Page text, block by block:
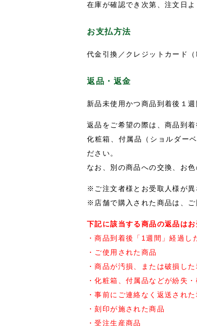
在庫が確認でき次第、注文日
お支払方法
代金引換／クレジットカード
返品・返金
新品未使用かつ商品到着後１
返品をご希望の際は、商品到
化粧箱、付属品（ショルダー
ださい。
なお、別の商品への交換、お
※ご注文者様とお受取人様が異
※店舗で購入された商品は、ご
下記に該当する商品の返品はお
・商品到着後「1週間」経過し
・ご使用された商品
・商品が汚損、または破損した
・化粧箱、付属品などが紛失
・事前にご連絡なく返送された
・刻印が施された商品
・受注生産商品